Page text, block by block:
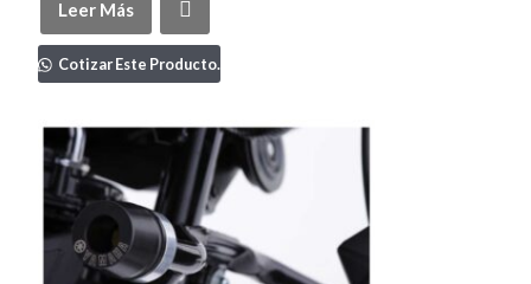
Leer Más
Cotizar Este Producto.